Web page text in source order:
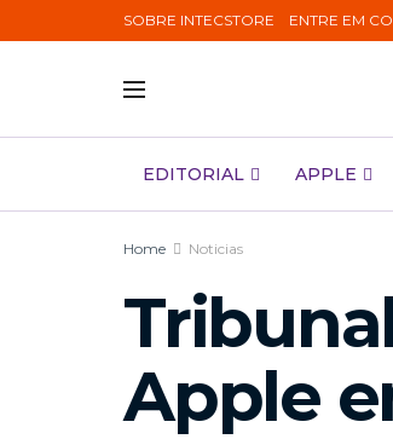
SOBRE INTECSTORE ENTRE EM
EDITORIAL APPLE
Home Noticias
Apple